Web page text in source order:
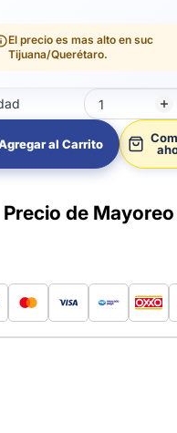
El precio es mas alto en suc
Tijuana/Querétaro.
al Carrito
Precio de Mayoreo